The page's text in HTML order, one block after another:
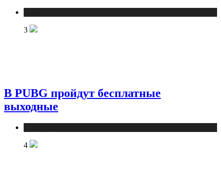
3
В PUBG пройдут бесплатные
выходные
4